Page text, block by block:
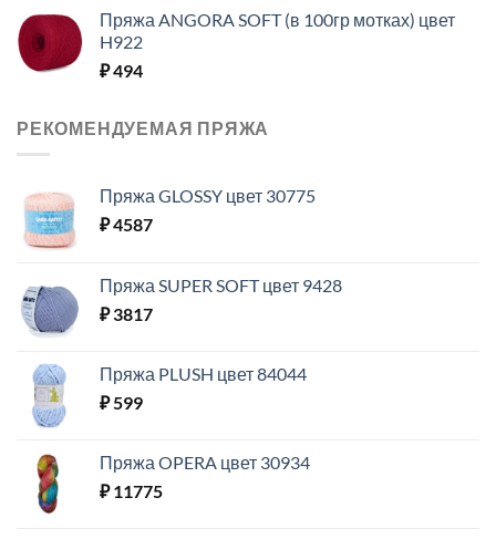
Пряжа ANGORA SOFT (в 100гр мотках) цвет
H922
₽494
РЕКОМЕНДУЕМАЯ ПРЯЖА
Пряжа GLOSSY цвет 30775
₽4587
Пряжа SUPER SOFT цвет 9428
₽3817
Пряжа PLUSH цвет 84044
₽599
Пряжа OPERA цвет 30934
₽11775